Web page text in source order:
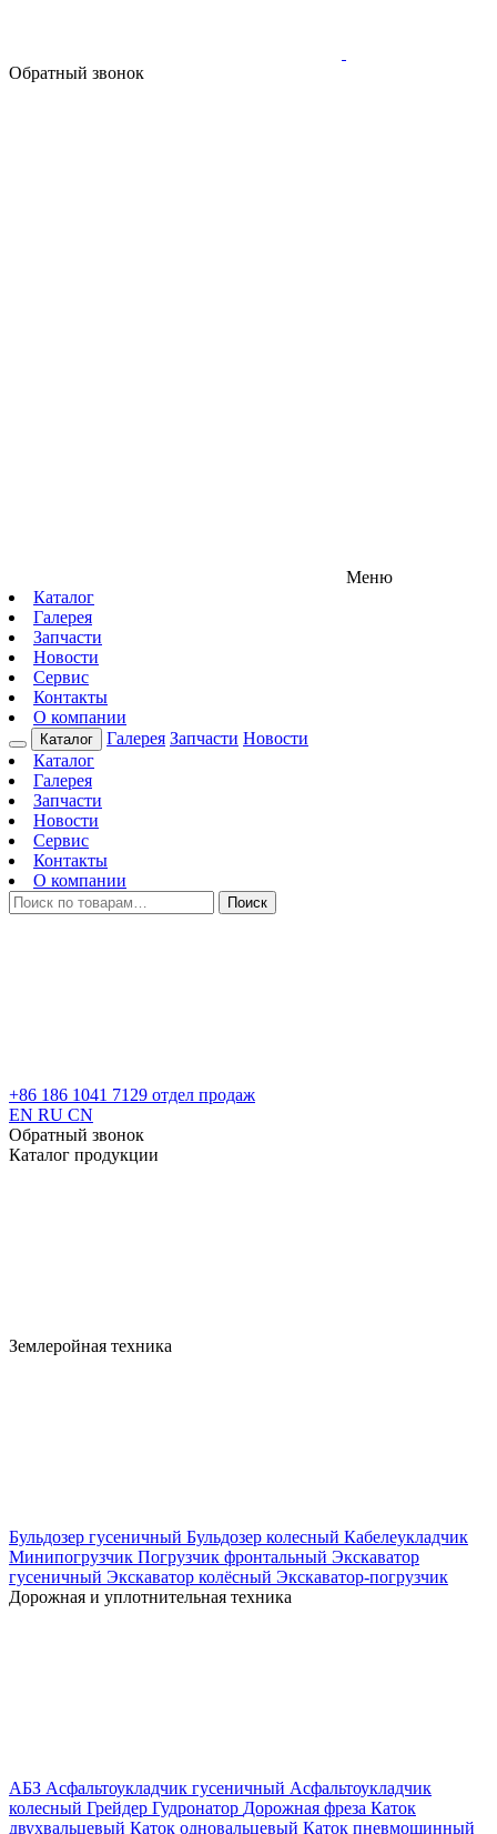
Обратный звонок
Меню
Каталог
Галерея
Запчасти
Новости
Сервис
Контакты
О компании
Каталог Галерея Запчасти Новости
Каталог
Галерея
Запчасти
Новости
Сервис
Контакты
О компании
Искать:
Поиск
+86 186 1041 7129 отдел продаж
EN RU CN
Обратный звонок
Каталог продукции
Землеройная техника
Бульдозер гусеничный Бульдозер колесный Кабелеукладчик
Минипогрузчик Погрузчик фронтальный Экскаватор
гусеничный Экскаватор колёсный Экскаватор-погрузчик
Дорожная и уплотнительная техника
АБЗ Асфальтоукладчик гусеничный Асфальтоукладчик
колесный Грейдер Гудронатор Дорожная фреза Каток
двухвальцевый Каток одновальцевый Каток пневмошинный